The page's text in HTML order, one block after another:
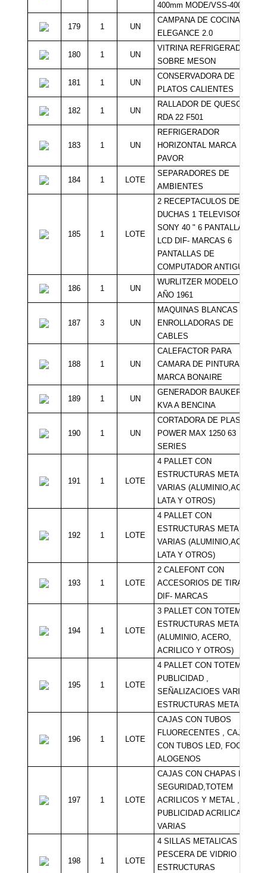
400mm MODE/VSS-400E
179 1 UN
CAMPANA DE COCINA
ELEGANCE 2.0
180 1 UN
VITRINA REFRIGERADA
SOBRE MESON
181 1 UN
CONSERVADORA DE
PLATOS CALIENTES
182 1 UN
RALLADOR DE QUESO TIPO
RDA 22 F501
183 1 UN
REFRIGERADOR
HORIZONTAL MARCA
PAVOR
184 1 LOTE
SEPARADORES DE
AMBIENTES
185 1 LOTE
2 RECEPTACULOS DE
DUCHAS 1 TELEVISOR
SONY 40 " 6 PANTALLAS DE
LCD DIF- MARCAS 6
PANTALLAS DE
COMPUTADOR ANTIGUAS
186 1 UN
WURLITZER MODELO 2504
AÑO 1961
187 3 UN
MAQUINAS BLANCAS
ENROLLADORAS DE
CABLES
188 1 UN
CALEFACTOR PARA
CAMARA DE PINTURAS
MARCA BONAIRE
189 1 UN
GENERADOR BAUKER 4.5
KVA A BENCINA
190 1 UN
CORTADORA DE PLASMA
POWER MAX 1250 63
SERIES
191 1 LOTE
4 PALLET CON
ESTRUCTURAS METALICAS
VARIAS (ALUMINIO,ACERO,
LATA Y OTROS)
192 1 LOTE
4 PALLET CON
ESTRUCTURAS METALICAS
VARIAS (ALUMINIO,ACERO,
LATA Y OTROS)
193 1 LOTE
2 CALEFONT CON
ACCESORIOS DE TIRAJE
DIF- MARCAS
194 1 LOTE
3 PALLET CON TOTEM,
ESTRUCTURAS METALICAS
(ALUMINIO, ACERO,
ACRILICO Y OTROS)
195 1 LOTE
4 PALLET CON TOTEM DE
PUBLICIDAD ,
SEÑALIZACIOES VARIAS Y
ESTRUCTURAS METALICAS
196 1 LOTE
CAJAS CON TUBOS
FLUORECENTES , CAJAS
CON TUBOS LED, FOCOS
ALOGENOS
197 1 LOTE
CAJAS CON CHAPAS DE
SEGURIDAD,TOTEM
ACRILICOS Y METAL ,
PUBLICIDAD ACRILICA
VARIAS
198 1 LOTE
4 SILLAS METALICAS 1
PESCERA DE VIDRIO 2
ESTRUCTURAS